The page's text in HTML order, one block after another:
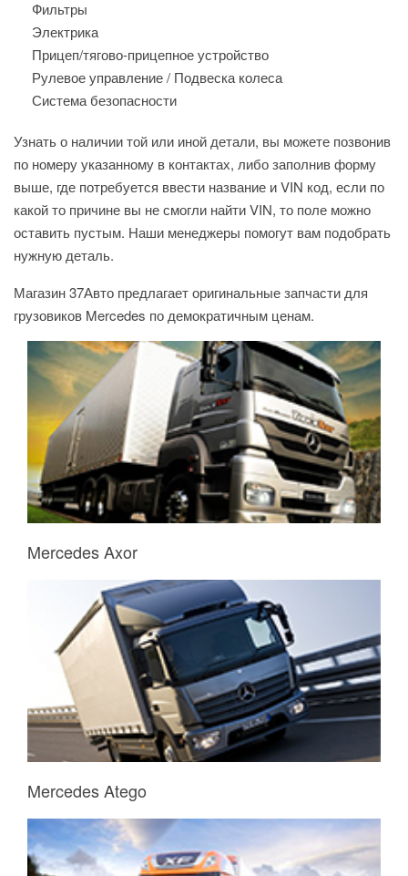
Фильтры
Электрика
Прицеп/тягово-прицепное устройство
Рулевое управление / Подвеска колеса
Система безопасности
Узнать о наличии той или иной детали, вы можете позвонив
по номеру указанному в контактах, либо заполнив форму
выше, где потребуется ввести название и VIN код, если по
какой то причине вы не смогли найти VIN, то поле можно
оставить пустым. Наши менеджеры помогут вам подобрать
нужную деталь.
Магазин 37Авто предлагает оригинальные запчасти для
грузовиков Mercedes по демократичным ценам.
Mercedes Axor
Mercedes Atego